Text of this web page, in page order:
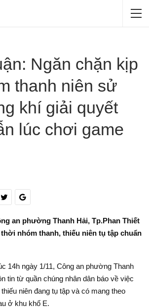
Ngăn chặn kịp
thanh niên sử
khí giải quyết
lúc chơi game
an phường Thanh Hải, Tp.Phan Thiết
nhóm thanh, thiếu niên tụ tập chuẩn
14h ngày 1/11, Công an phường Thanh
tin từ quần chúng nhân dân báo về việc
niên đang tụ tập và có mang theo
ở khu khố E.